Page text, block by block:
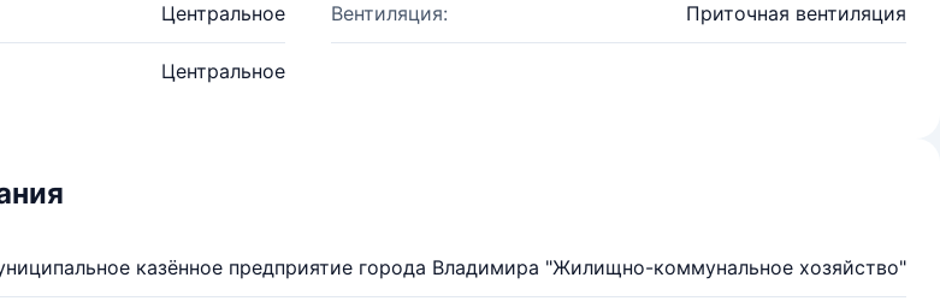
Центральное Вентиляция: Приточная вентиляция
Центральное
казённое предприятие города Владимира "Жилищно-коммунальное хозяйство"